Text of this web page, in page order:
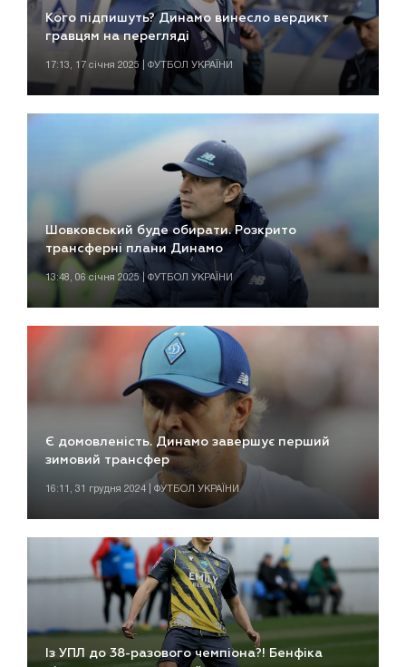
Кого підпишуть? Динамо винесло вердикт
гравцям на перегляді
17:13, 17 січня 2025 | ФУТБОЛ УКРАЇНИ
Шовковський буде обирати. Розкрито
трансферні плани Динамо
13:48, 06 січня 2025 | ФУТБОЛ УКРАЇНИ
Є домовленість. Динамо завершує перший
зимовий трансфер
16:11, 31 грудня 2024 | ФУТБОЛ УКРАЇНИ
Із УПЛ до 38-разового чемпіона?! Бенфіка